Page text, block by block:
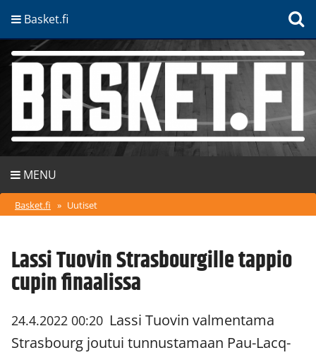
Basket.fi
MENU
Basket.fi » Uutiset
Lassi Tuovin Strasbourgille tappio
cupin finaalissa
24.4.2022 00:20 Lassi Tuovin valmentama
Strasbourg joutui tunnustamaan Pau-Lacq-